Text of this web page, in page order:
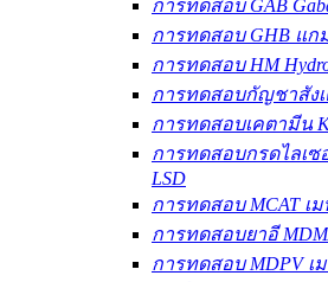
การทดสอบ GAB
การทดสอบ GHB แก
การทดสอบ HM
การทดสอบกัญชาสังเ
การทดสอบเคตามีน
การทดสอบกรดไลเซ
LSD
การทดสอบ MCAT เ
การทดสอบยาอี
การทดสอบ MDPV